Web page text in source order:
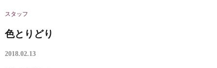
スタッフ
色とりどり
2018.02.13